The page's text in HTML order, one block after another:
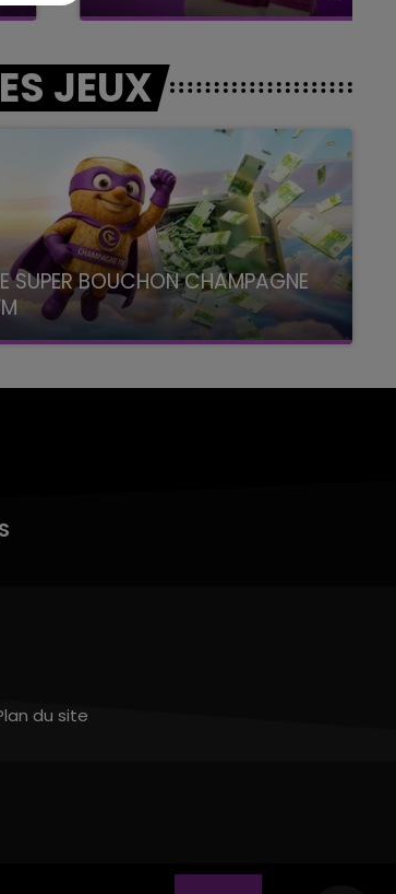
JEUX
SUPER BOUCHON CHAMPAGNE
La Famille Champagne FM, à 8H10
du site